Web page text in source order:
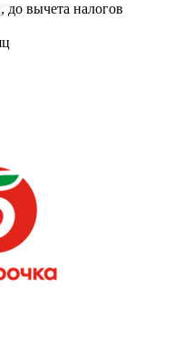
до вычета налогов